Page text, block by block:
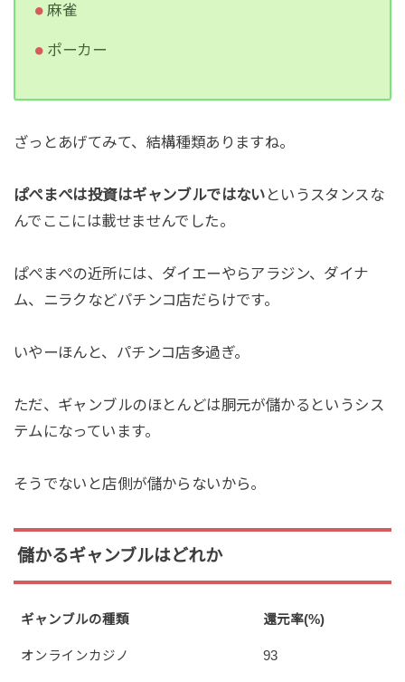
麻雀
ポーカー
ざっとあげてみて、結構種類ありますね。
ぱぺまぺは投資はギャンブルではない というスタンスな
んでここには載せませんでした。
ぱぺまぺの近所には、ダイエーやらアラジン、ダイナ
ム、ニラクなどパチンコ店だらけです。
いやーほんと、パチンコ店多過ぎ。
ただ、ギャンブルのほとんどは胴元が儲かるというシス
テムになっています。
そうでないと店側が儲からないから。
儲かるギャンブルはどれか
ギャンブルの種類 還元率(%)
オンラインカジノ 93